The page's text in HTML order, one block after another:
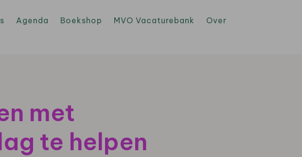
Agenda Boekshop MVO Vacaturebank
Over
met
te helpen